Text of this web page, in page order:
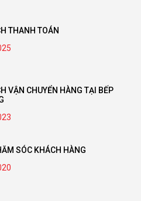
THANH TOÁN
VẬN CHUYỂN HÀNG TẠI BẾP
SÓC KHÁCH HÀNG